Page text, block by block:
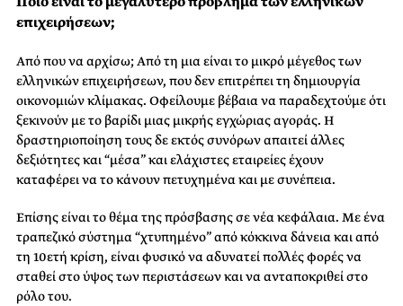
επιχειρήσεων;
Από που να αρχίσω; Από τη μια είναι το μικρό μέγεθος των
ελληνικών επιχειρήσεων, που δεν επιτρέπει τη δημιουργία
οικονομιών κλίμακας. Οφείλουμε βέβαια να παραδεχτούμε ότι
ξεκινούν με το βαρίδι μιας μικρής εγχώριας αγοράς. Η
δραστηριοποίηση τους δε εκτός συνόρων απαιτεί άλλες
δεξιότητες και “μέσα” και ελάχιστες εταιρείες έχουν
καταφέρει να το κάνουν πετυχημένα και με συνέπεια.
Επίσης είναι το θέμα της πρόσβασης σε νέα κεφάλαια. Με ένα
τραπεζικό σύστημα “χτυπημένο” από κόκκινα δάνεια και από
τη 10ετή κρίση, είναι φυσικό να αδυνατεί πολλές φορές να
σταθεί στο ύψος των περιστάσεων και να ανταποκριθεί στο
ρόλο του.